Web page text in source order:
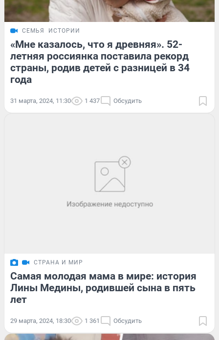
СЕМЬЯ ИСТОРИИ
«Мне казалось, что я древняя». 52-
летняя россиянка поставила рекорд
страны, родив детей с разницей в 34
года
31 марта, 2024, 11:30 1 437 Обсудить
СТРАНА И МИР
Самая молодая мама в мире: история
Лины Медины, родившей сына в пять
лет
29 марта, 2024, 18:30 1 361 Обсудить